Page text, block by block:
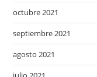
octubre 2021
septiembre 2021
agosto 2021